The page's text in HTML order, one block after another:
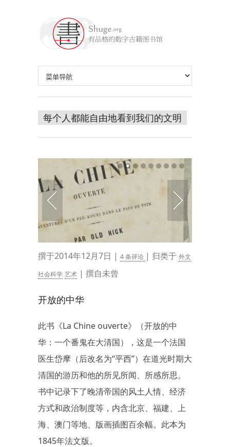
每个人都能自由地看到我们的文明
撰于2014年12月7日 | 4 条评论 | 归类于 外文
社会科学 艺术 | 撰自未曾
开放的中华
此书《La Chine ouverte》（开放的中
华：一个番鬼在大清国），这是一个法国
医生岱摩（后改名为“平西”）在道光时期大
清国的游历和他的所见所闻、所感所思。
书中记录下了晚清帝国的风土人情、经济
方式和政治制度等，内含北京、福建、上
海、澳门等地、版画插图百余幅。此本为
1845年法文版。